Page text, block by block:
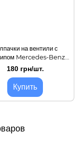
на вентили с
Mercedes-Benz,
комплект 4
шт.
180 грн/шт.
Купить